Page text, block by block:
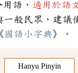
語， 適用於語
一般民眾，建議
國語小字典》。
Hanyu Pinyin